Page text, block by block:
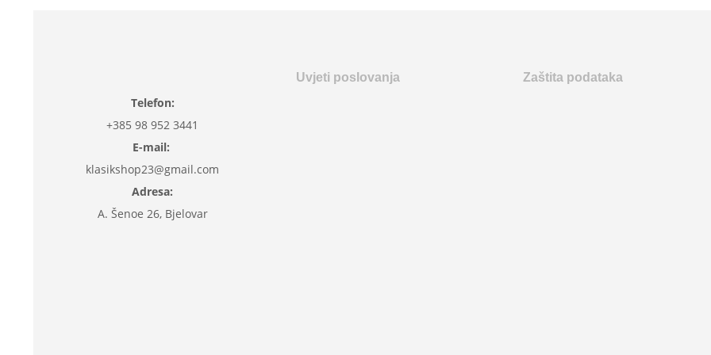
Telefon:
+385 98 952 3441
E-mail:
klasikshop23@gmail.com
Adresa:
A. Šenoe 26, Bjelovar
Uvjeti poslovanja Zaštita podataka